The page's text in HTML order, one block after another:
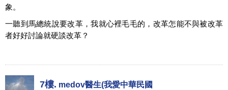
象。
一聽到馬總統說要改革，我就心裡毛毛的，改革怎能不與被改革
者好好討論就硬談改革？
7樓. medov醫生(我愛中華民國